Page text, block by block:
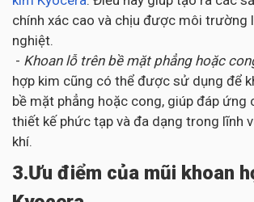
chính xác cao và chịu được môi trường
nghiệt.
- Khoan lỗ trên bề mặt phẳng hoặc
hợp kim cũng có thể được sử dụng để
bề mặt phẳng hoặc cong, giúp đáp ứng
thiết kế phức tạp và đa dạng trong lĩnh
khí.
3.Ưu điểm của mũi khoan